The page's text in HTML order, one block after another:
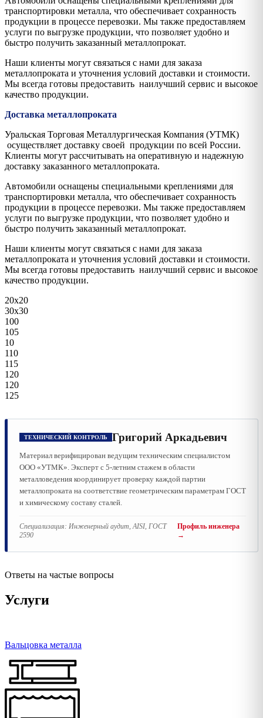
транспортировки металла, что обеспечивает сохранность
продукции в процессе перевозки. Мы также предоставляем
услуги по выгрузке продукции, что позволяет удобно и
быстро получить заказанный металлопрокат.
Наши клиенты могут связаться с нами для заказа
металлопроката и уточнения условий доставки и стоимости.
Мы всегда готовы предоставить наилучший сервис и высокое
качество продукции.
Доставка металлопроката
Уральская Торговая Металлургическая Компания (УТМК)
осуществляет доставку своей продукции по всей России.
Клиенты могут рассчитывать на оперативную и надежную
доставку заказанного металлопроката.
Автомобили оснащены специальными креплениями для
транспортировки металла, что обеспечивает сохранность
продукции в процессе перевозки. Мы также предоставляем
услуги по выгрузке продукции, что позволяет удобно и
быстро получить заказанный металлопрокат.
Наши клиенты могут связаться с нами для заказа
металлопроката и уточнения условий доставки и стоимости.
Мы всегда готовы предоставить наилучший сервис и высокое
качество продукции.
20х20
30х30
100
105
10
110
115
120
120
125
ТЕХНИЧЕСКИЙ КОНТРОЛЬ Григорий Аркадьевич
Материал верифицирован ведущим техническим специалистом
ООО «УТМК». Эксперт с 5-летним стажем в области
металловедения координирует проверку каждой партии
металлопроката на соответствие геометрическим параметрам ГОСТ
и химическому составу сталей.
Специализация: Инженерный аудит, AISI, ГОСТ
2590
Профиль инженера
→
Ответы на частые вопросы
Услуги
Вальцовка металла